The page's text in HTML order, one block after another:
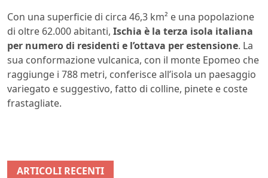
Con una superficie di circa 46,3 km² e una popolazione
di oltre 62.000 abitanti, Ischia è la terza isola italiana
per numero di residenti e l’ottava per estensione. La
sua conformazione vulcanica, con il monte Epomeo che
raggiunge i 788 metri, conferisce all’isola un paesaggio
variegato e suggestivo, fatto di colline, pinete e coste
frastagliate.
ARTICOLI RECENTI